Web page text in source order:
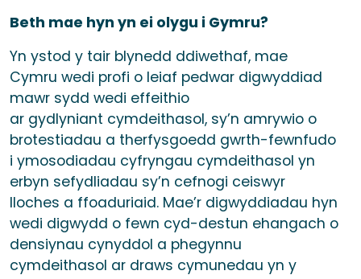
Beth mae hyn yn ei olygu i Gymru?
Yn ystod y tair blynedd ddiwethaf, mae
Cymru wedi profi o leiaf pedwar digwyddiad
mawr sydd wedi effeithio
ar gydlyniant cymdeithasol, sy’n amrywio o
brotestiadau a therfysgoedd gwrth-fewnfudo
i ymosodiadau cyfryngau cymdeithasol yn
erbyn sefydliadau sy’n cefnogi ceiswyr
lloches a ffoaduriaid. Mae’r digwyddiadau hyn
wedi digwydd o fewn cyd-destun ehangach o
densiynau cynyddol a phegynnu
cymdeithasol ar draws cymunedau yn y